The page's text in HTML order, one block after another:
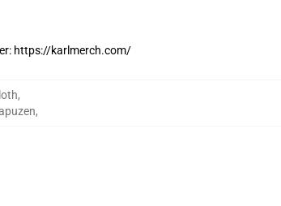
https://karlmerch.com/
,
,